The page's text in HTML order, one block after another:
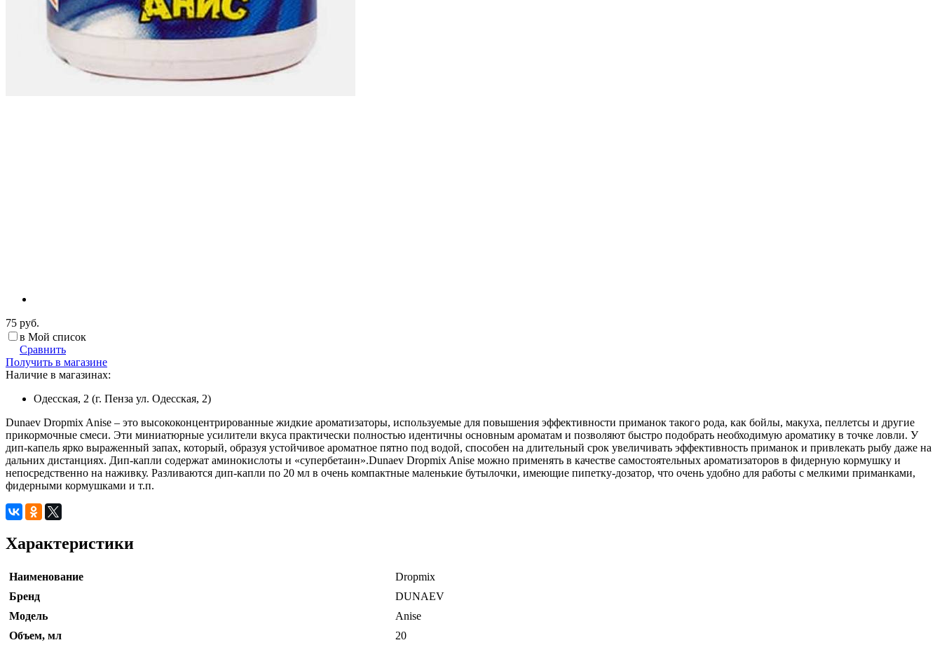
75 руб.
в Мой список
Сравнить
Получить в магазине
Наличие в магазинах:
Одесская, 2 (г. Пенза ул. Одесская, 2)
Dunaev Dropmix Anise – это высококонцентрированные жидкие ароматизаторы, используемые для повышения эффективности приманок такого рода, как бойлы, макуха, пеллетсы и другие
прикормочные смеси. Эти миниатюрные усилители вкуса практически полностью идентичны основным ароматам и позволяют быстро подобрать необходимую ароматику в точке ловли. У
дип-капель ярко выраженный запах, который, образуя устойчивое ароматное пятно под водой, способен на длительный срок увеличивать эффективность приманок и привлекать рыбу даже на
дальних дистанциях. Дип-капли содержат аминокислоты и «супербетаин».Dunaev Dropmix Anise можно применять в качестве самостоятельных ароматизаторов в фидерную кормушку и
непосредственно на наживку. Разливаются дип-капли по 20 мл в очень компактные маленькие бутылочки, имеющие пипетку-дозатор, что очень удобно для работы с мелкими приманками,
фидерными кормушками и т.п.
Характеристики
Наименование
Dropmix
Бренд
DUNAEV
Модель
Anise
Объем, мл
20